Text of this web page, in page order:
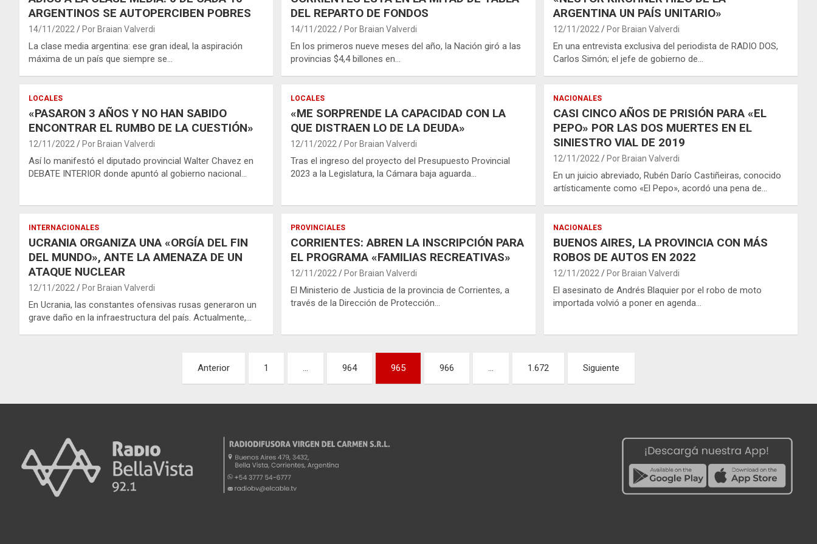
ARGENTINOS SE AUTOPERCIBEN POBRES
14/11/2022 Por Braian Valverdi
La clase media argentina: ese gran ideal, la aspiración
máxima de un país que siempre se…
DEL REPARTO DE FONDOS
14/11/2022 Por Braian Valverdi
En los primeros nueve meses del año, la Nación giró a las
provincias $4,4 billones en…
ARGENTINA UN PAÍS UNITARIO»
12/11/2022 Por Braian Valverdi
En una entrevista exclusiva del periodista de RADIO DOS,
Carlos Simón; el jefe de gobierno de…
LOCALES
«PASARON 3 AÑOS Y NO HAN SABIDO
ENCONTRAR EL RUMBO DE LA CUESTIÓN»
12/11/2022 Por Braian Valverdi
Así lo manifestó el diputado provincial Walter Chavez en
DEBATE INTERIOR donde apuntó al gobierno nacional…
LOCALES
«ME SORPRENDE LA CAPACIDAD CON LA
QUE DISTRAEN LO DE LA DEUDA»
12/11/2022 Por Braian Valverdi
Tras el ingreso del proyecto del Presupuesto Provincial
2023 a la Legislatura, la Cámara baja aguarda…
NACIONALES
CASI CINCO AÑOS DE PRISIÓN PARA «EL
PEPO» POR LAS DOS MUERTES EN EL
SINIESTRO VIAL DE 2019
12/11/2022 Por Braian Valverdi
En un juicio abreviado, Rubén Darío Castiñeiras, conocido
artísticamente como «El Pepo», acordó una pena de…
INTERNACIONALES
UCRANIA ORGANIZA UNA «ORGÍA DEL FIN
DEL MUNDO», ANTE LA AMENAZA DE UN
ATAQUE NUCLEAR
12/11/2022 Por Braian Valverdi
En Ucrania, las constantes ofensivas rusas generaron un
grave daño en la infraestructura del país. Actualmente,…
PROVINCIALES
CORRIENTES: ABREN LA INSCRIPCIÓN PARA
EL PROGRAMA «FAMILIAS RECREATIVAS»
12/11/2022 Por Braian Valverdi
El Ministerio de Justicia de la provincia de Corrientes, a
través de la Dirección de Protección…
NACIONALES
BUENOS AIRES, LA PROVINCIA CON MÁS
ROBOS DE AUTOS EN 2022
12/11/2022 Por Braian Valverdi
El asesinato de Andrés Blaquier por el robo de moto
importada volvió a poner en agenda…
Anterior 1 … 964 965 966 … 1.672 Siguiente